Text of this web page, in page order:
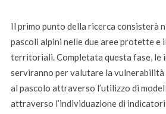
Il primo punto della ricerca consisterà
pascoli alpini nelle due aree protette e
territoriali. Completata questa fase, le
serviranno per valutare la
al pascolo attraverso l’utilizzo di
attraverso l’individuazione di